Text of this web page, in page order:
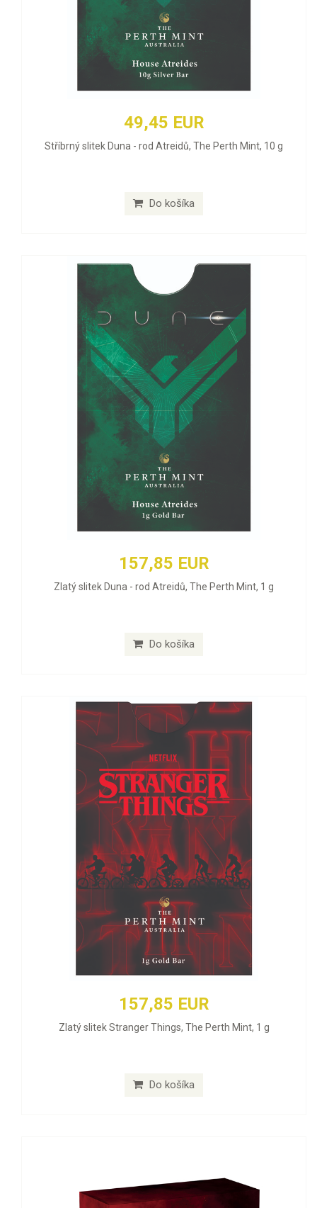
49,45 EUR
Stříbrný slitek Duna - rod Atreidů, The Perth Mint, 10 g
Do košíka
157,85 EUR
Zlatý slitek Duna - rod Atreidů, The Perth Mint, 1 g
Do košíka
157,85 EUR
Zlatý slitek Stranger Things, The Perth Mint, 1 g
Do košíka